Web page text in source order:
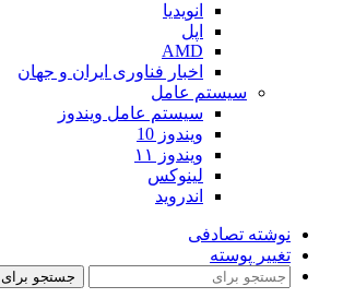
انویدیا
اپل
AMD
اخبار فناوری ایران و جهان
سیستم عامل
سیستم عامل ویندوز
ویندوز 10
ویندوز ۱۱
لینوکس
اندروید
نوشته تصادفی
تغییر پوسته
جستجو برای